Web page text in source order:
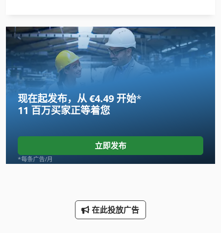
Euclid R 35
Fuw 250
Fz 0
Gildemeister Ct 20
Index B 60
International 434
Jungheinrich E
现在起发布，从 €4.49 开始*
11 百万买家正等着您
立即发布
*每条广告/月
在此投放广告